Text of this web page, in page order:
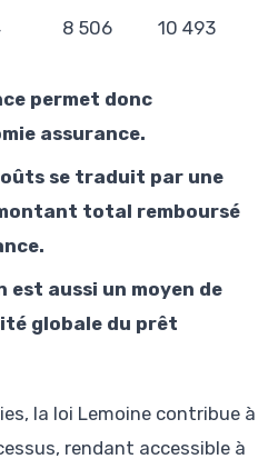
8 506 10 493
permet donc
assurance.
se traduit par une
total remboursé
aussi un moyen de
globale du prêt
la loi Lemoine contribue à
rendant accessible à